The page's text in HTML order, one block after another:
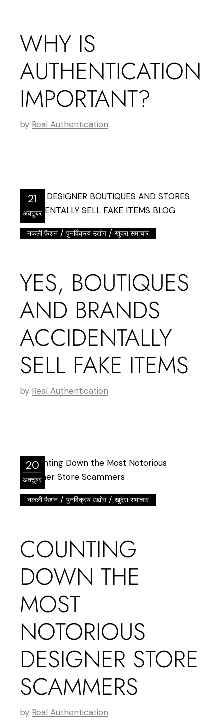
WHY IS
AUTHENTICATION
IMPORTANT?
by Real Authentication
21
अक्टूबर
नकली फैशन /पुनर्विक्रय उद्योग/खुदरा समाचार
YES, BOUTIQUES
AND BRANDS
ACCIDENTALLY
SELL FAKE ITEMS
by Real Authentication
20
अक्टूबर
नकली फैशन /पुनर्विक्रय उद्योग/खुदरा समाचार
COUNTING
DOWN THE
MOST
NOTORIOUS
DESIGNER STORE
SCAMMERS
by Real Authentication